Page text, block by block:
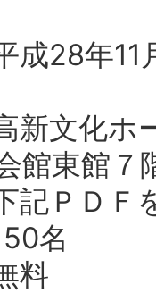
28年11
文化ホ
館東館７
ＰＤＦ
名
料